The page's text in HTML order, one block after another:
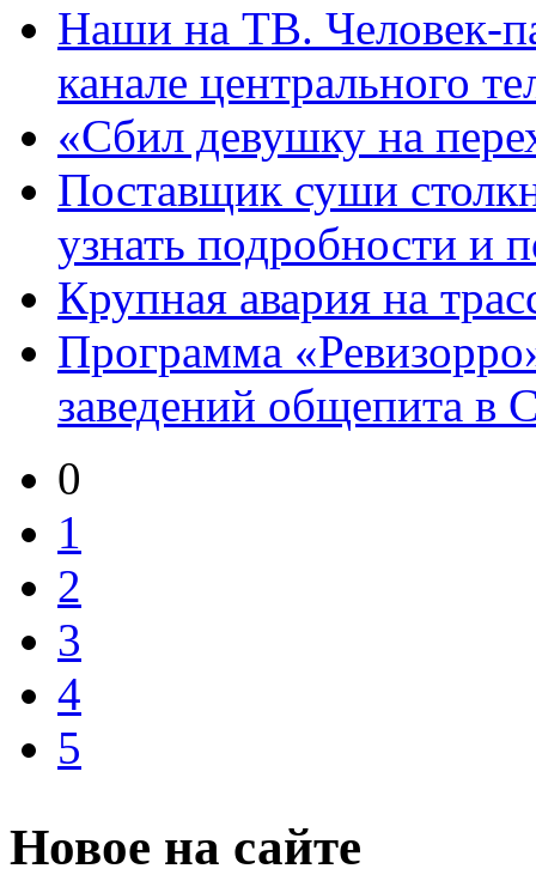
Наши на ТВ. Человек-
канале центрального
«Сбил девушку на
Поставщик суши
узнать подробности и
Крупная авария на
Программа
заведений общепита в
0
1
2
3
4
5
Новое на сайте